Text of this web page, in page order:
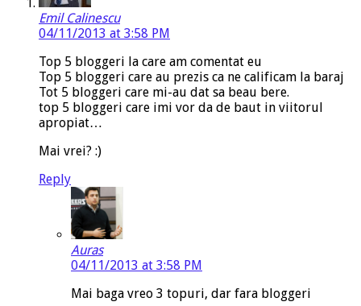
Emil Calinescu
04/11/2013 at 3:58 PM
Top 5 bloggeri la care am comentat eu
Top 5 bloggeri care au prezis ca ne calificam la baraj
Tot 5 bloggeri care mi-au dat sa beau bere.
top 5 bloggeri care imi vor da de baut in viitorul
apropiat…
Mai vrei? :)
Reply
Auras
04/11/2013 at 3:58 PM
Mai baga vreo 3 topuri, dar fara bloggeri